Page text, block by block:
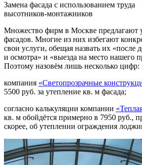
Замена фасада с использованием труда
высотников-монтажников
Множество фирм в Москве предлагают
фасадов. Многие из них избегают
свои услуги, обещая назвать их «после
и осмотра» и «выезда на место нашего
Поэтому назовём лишь несколько цифр:
компания «Светопрозрачные
5500 руб. за утепление кв. м фасада;
согласно калькуляции компании
кв. м обойдётся примерно в 7950 руб.,
скорее, об утеплении ограждения